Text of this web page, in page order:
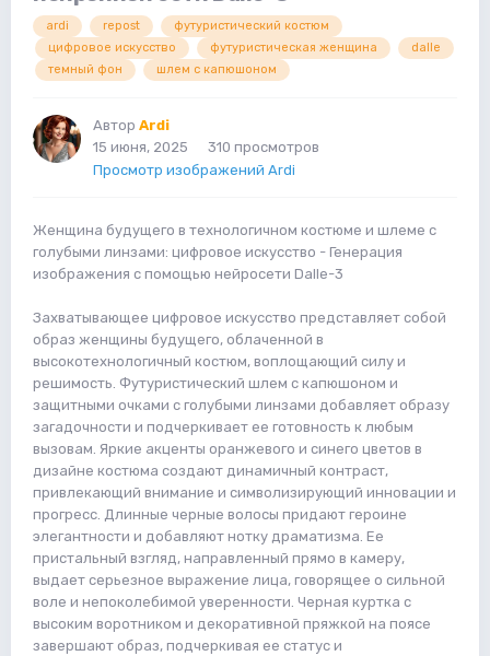
ardi repost
футуристический костюм
цифровое искусство
футуристическая женщина
dalle
темный фон
шлем с капюшоном
Автор Ardi
15 июня, 2025
310 просмотров
Просмотр изображений Ardi
Женщина будущего в технологичном костюме и шлеме с
голубыми линзами: цифровое искусство - Генерация
изображения с помощью нейросети Dalle-3
Захватывающее цифровое искусство представляет собой
образ женщины будущего, облаченной в
высокотехнологичный костюм, воплощающий силу и
решимость. Футуристический шлем с капюшоном и
защитными очками с голубыми линзами добавляет образу
загадочности и подчеркивает ее готовность к любым
вызовам. Яркие акценты оранжевого и синего цветов в
дизайне костюма создают динамичный контраст,
привлекающий внимание и символизирующий инновации и
прогресс. Длинные черные волосы придают героине
элегантности и добавляют нотку драматизма. Ее
пристальный взгляд, направленный прямо в камеру,
выдает серьезное выражение лица, говорящее о сильной
воле и непоколебимой уверенности. Черная куртка с
высоким воротником и декоративной пряжкой на поясе
завершают образ, подчеркивая ее статус и